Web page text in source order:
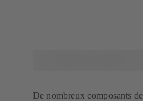
De nombreux composants